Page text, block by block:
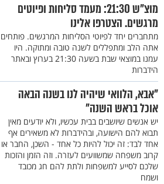
מוצ"ש 21:30: מעמד סליחות ופיוטים
מרגשים. הצטרפו אלינו
מתחברים יחד לפיוטי הסליחות המרגשים. פותחים
אתה הלב ומתפללים לשנה טובה ומתוקה. היו
עמנו במוצאי שבת בשעה 21:30 בערוץ ובאתר
הידברות
"אבא, הלוואי שיהיה לנו בשנה הבאה
אוכל בראש השנה"
יש אנשים שיושבים בבית עכשיו, ולא יודעים מאין
תבוא להם הישועה, ובהידברות לא משאירים אף
אחד לבד: זה יכול להיות כל אחד - השכן, החבר או
קרוב משפחה שמשוועים לעזרה. וזה הזמן והזכות
שלכם לסייע למשפחות ולתת להם חג מכובד
ושמח